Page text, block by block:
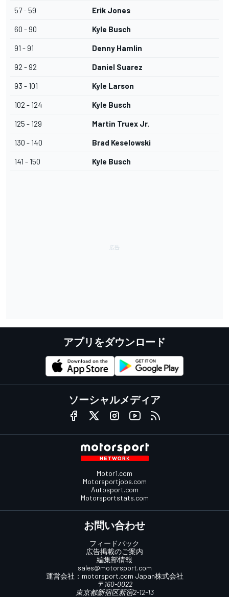
57 - 59 Erik Jones
60 - 90 Kyle Busch
91 - 91 Denny Hamlin
92 - 92 Daniel Suarez
93 - 101 Kyle Larson
102 - 124 Kyle Busch
125 - 129 Martin Truex Jr.
130 - 140 Brad Keselowski
141 - 150 Kyle Busch
アプリをダウンロード
ソーシャルメディア
Motor1.com
Motorsportjobs.com
Autosport.com
Motorsportstats.com
お問い合わせ
フィードバック
広告掲載のご案内
編集部情報
sales@motorsport.com
運営会社： motorsport.com Japan株式会社
〒160-0022
東京都新宿区新宿2-12-13